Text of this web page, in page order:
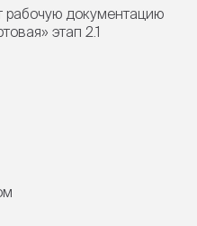
документацию
этап 2.1